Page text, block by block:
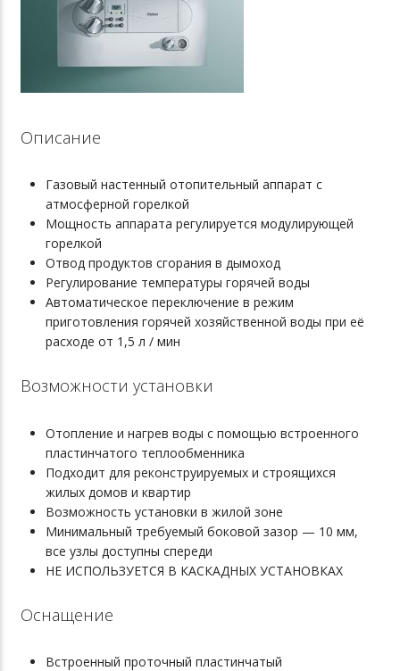
Описание
Газовый настенный отопительный аппарат с
атмосферной горелкой
Мощность аппарата регулируется модулирующей
горелкой
Отвод продуктов сгорания в дымоход
Регулирование температуры горячей воды
Автоматическое переключение в режим
приготовления горячей хозяйственной воды при её
расходе от 1,5 л / мин
Возможности установки
Отопление и нагрев воды с помощью встроенного
пластинчатого теплообменника
Подходит для реконструируемых и строящихся
жилых домов и квартир
Возможность установки в жилой зоне
Минимальный требуемый боковой зазор — 10 мм,
все узлы доступны спереди
НЕ ИСПОЛЬЗУЕТСЯ В КАСКАДНЫХ УСТАНОВКАХ
Оснащение
Встроенный проточный пластинчатый